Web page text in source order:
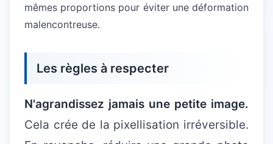
mêmes proportions pour éviter une déformation
malencontreuse.
Les règles à respecter
N'agrandissez jamais une petite image.
Cela crée de la pixellisation irréversible.